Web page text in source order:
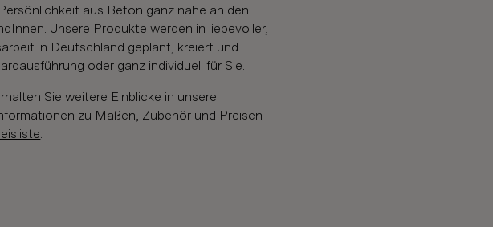
aus Beton ganz nahe an den
Unsere Produkte werden in liebevoller,
in Deutschland geplant, kreiert und
oder ganz individuell für Sie.
Sie weitere Einblicke in unsere
zu Maßen, Zubehör und Preisen